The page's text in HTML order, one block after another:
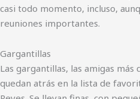
casi todo momento, incluso,
reuniones importantes.
Gargantillas
Las gargantillas, las amigas más
quedan atrás en la lista de